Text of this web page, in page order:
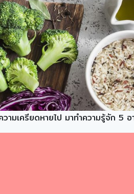
วามเครียดหายไป มาทำความรู้จัก